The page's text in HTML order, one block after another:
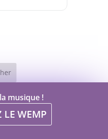
musique !
LE WEMP